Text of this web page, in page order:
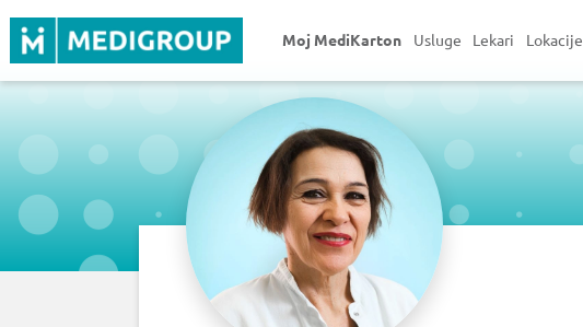
Moj MediKarton Usluge Lekari Lokacije